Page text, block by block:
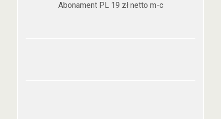
Abonament PL 19 zł netto m-c